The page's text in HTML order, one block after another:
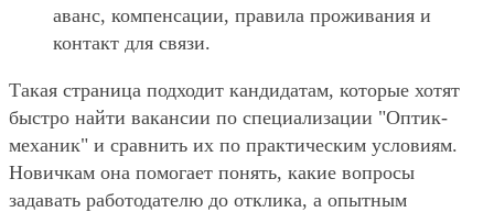
аванс, компенсации, правила проживания и
контакт для связи.
Такая страница подходит кандидатам, которые хотят
быстро найти вакансии по специализации "Оптик-
механик" и сравнить их по практическим условиям.
Новичкам она помогает понять, какие вопросы
задавать работодателю до отклика, а опытным